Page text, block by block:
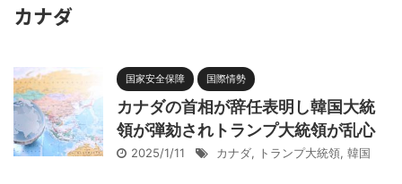
カナダ
国家安全保障 国際情勢
カナダの首相が辞任表明し韓国大統
領が弾劾されトランプ大統領が乱心
2025/1/11 カナダ, トランプ大統領, 韓国